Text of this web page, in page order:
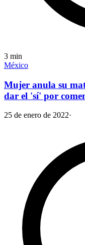
3 min
México
Mujer anula su
dar el 'sí' por
25 de enero de 2022·